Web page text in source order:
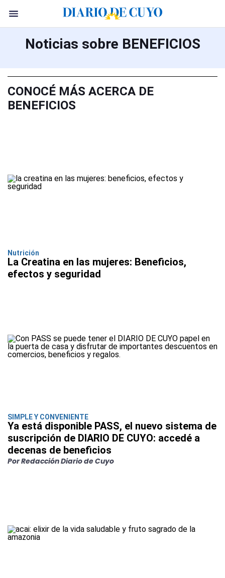
Noticias sobre BENEFICIOS
CONOCÉ MÁS ACERCA DE
BENEFICIOS
Nutrición
La Creatina en las mujeres: Beneficios,
efectos y seguridad
SIMPLE Y CONVENIENTE
Ya está disponible PASS, el nuevo sistema de
suscripción de DIARIO DE CUYO: accedé a
decenas de beneficios
Por Redacción Diario de Cuyo